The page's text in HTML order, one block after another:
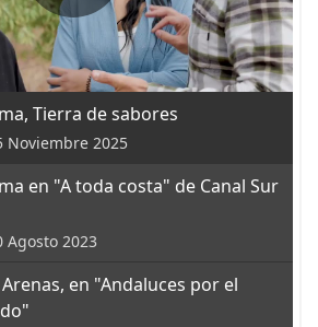
Tierra de sabores
Noviembre 2025
en "A toda costa" de Canal Sur
Agosto 2023
en "Andaluces por el